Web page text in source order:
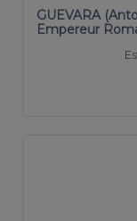
GUEVARA
Empereur